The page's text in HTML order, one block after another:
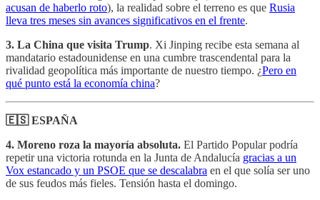
acusan de haberlo roto), la realidad sobre el terreno es que Rusia
lleva tres meses sin avances significativos en el frente.
3. La China que visita Trump. Xi Jinping recibe esta semana al
mandatario estadounidense en una cumbre trascendental para la
rivalidad geopolítica más importante de nuestro tiempo. ¿Pero en
qué punto está la economía china?
🇪🇸 ESPAÑA
4. Moreno roza la mayoría absoluta. El Partido Popular podría
repetir una victoria rotunda en la Junta de Andalucía gracias a un
Vox estancado y un PSOE que se descalabra en el que solía ser uno
de sus feudos más fieles. Tensión hasta el domingo.